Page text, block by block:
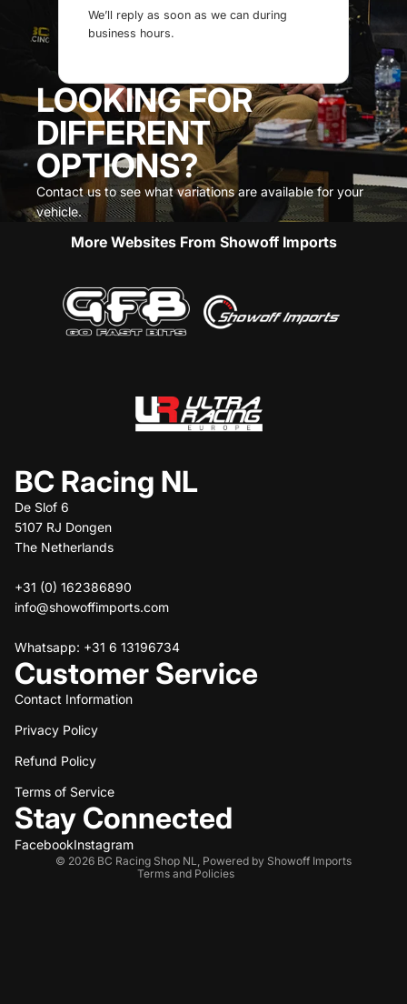
We’ll reply as soon as we can during
business hours.
LOOKING FOR
DIFFERENT
OPTIONS?
Contact us to see what variations are available for your
vehicle.
More Websites From Showoff Imports
BC Racing NL
De Slof 6
5107 RJ Dongen
The Netherlands
+31 (0) 162386890
info@showoffimports.com
Whatsapp: +31 6 13196734
Customer Service
Contact Information
Privacy Policy
Refund Policy
Terms of Service
Stay Connected
FacebookInstagram
© 2026 BC Racing Shop NL
Powered by Showoff Imports
Terms and Policies
Refund policy
Privacy policy
Terms of service
Shipping policy
Contact information